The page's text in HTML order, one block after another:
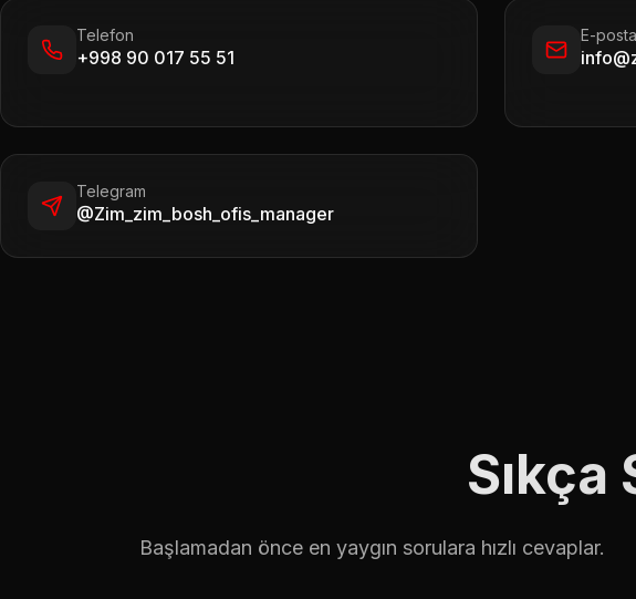
Telefon
+998 90 017 55 51
E-posta
Telegram
@Zim_zim_bosh_ofis_manager
Başlamadan önce en yaygın sorulara hızlı cevaplar.